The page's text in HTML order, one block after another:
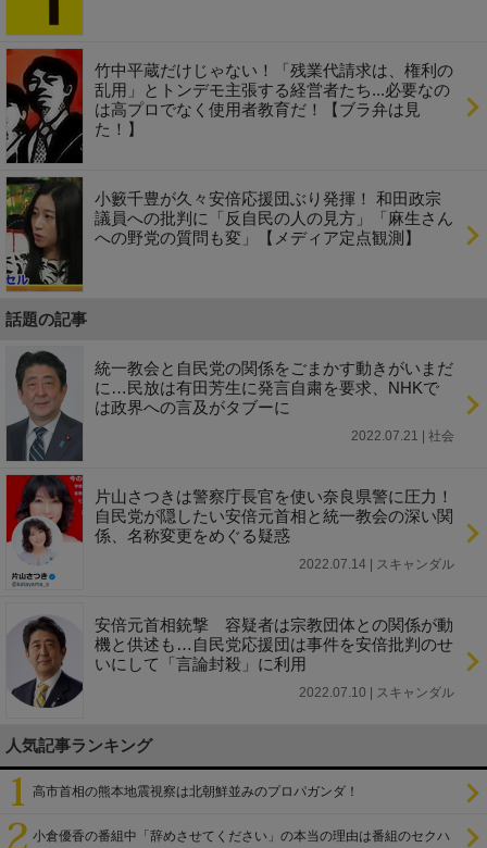
竹中平蔵だけじゃない！「残業代請求は、権利の
乱用」とトンデモ主張する経営者たち...必要なの
は高プロでなく使用者教育だ！【ブラ弁は見
た！】
小籔千豊が久々安倍応援団ぶり発揮！ 和田政宗
議員への批判に「反自民の人の見方」「麻生さん
への野党の質問も変」【メディア定点観測】
話題の記事
統一教会と自民党の関係をごまかす動きがいまだ
に…民放は有田芳生に発言自粛を要求、NHKで
は政界への言及がタブーに
2022.07.21 | 社会
片山さつきは警察庁長官を使い奈良県警に圧力！
自民党が隠したい安倍元首相と統一教会の深い関
係、名称変更をめぐる疑惑
2022.07.14 | スキャンダル
安倍元首相銃撃 容疑者は宗教団体との関係が動
機と供述も…自民党応援団は事件を安倍批判のせ
いにして「言論封殺」に利用
2022.07.10 | スキャンダル
人気記事ランキング
高市首相の熊本地震視察は北朝鮮並みのプロパガンダ！
小倉優香の番組中「辞めさせてください」の本当の理由は番組のセクハ